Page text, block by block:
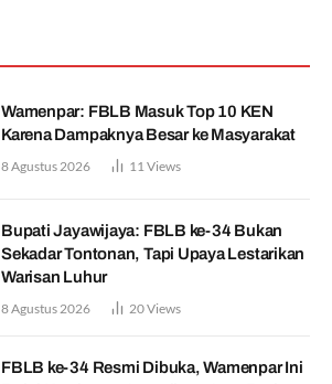
Wamenpar: FBLB Masuk Top 10 KEN
Karena Dampaknya Besar ke Masyarakat
8 Agustus 2026 11Views
Bupati Jayawijaya: FBLB ke-34 Bukan
Sekadar Tontonan, Tapi Upaya Lestarikan
Warisan Luhur
8 Agustus 2026 20Views
FBLB ke-34 Resmi Dibuka, Wamenpar Ini